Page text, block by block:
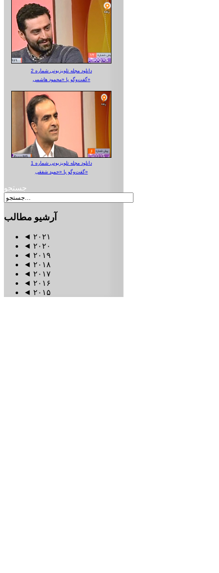
دانلود مجله تلویزیونی شماره 2
گفت‌وگو با «محمود هاشمی»
دانلود مجله تلویزیونی شماره 1
گفت‌وگو با «حمید شفقی»
جستجو
آرشیو مطالب
◄ ۲۰۲۱
◄ ۲۰۲۰
◄ ۲۰۱۹
◄ ۲۰۱۸
◄ ۲۰۱۷
◄ ۲۰۱۶
◄ ۲۰۱۵